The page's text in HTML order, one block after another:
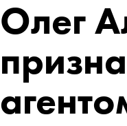
Олег